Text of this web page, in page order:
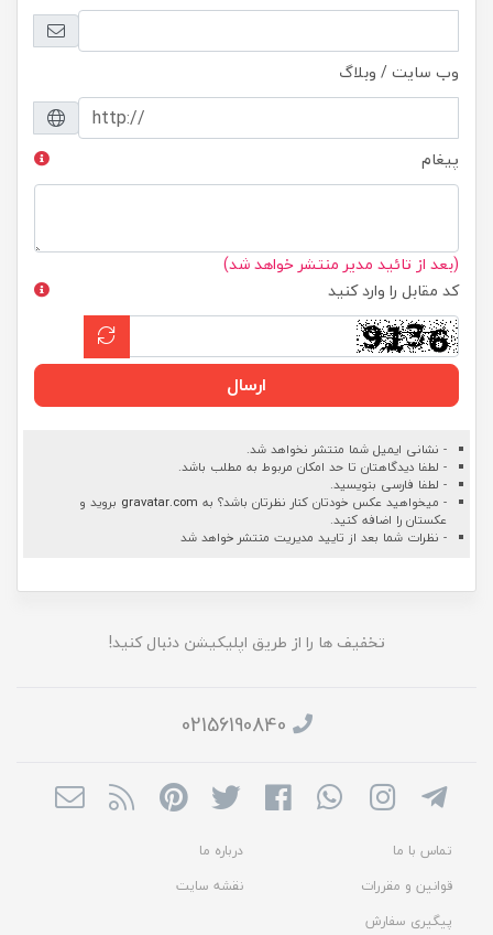
وب سایت / وبلاگ
پیغام
(بعد از تائید مدیر منتشر خواهد شد)
کد مقابل را وارد کنید
ارسال
- نشانی ایمیل شما منتشر نخواهد شد.
- لطفا دیدگاهتان تا حد امکان مربوط به مطلب باشد.
- لطفا فارسی بنویسید.
- میخواهید عکس خودتان کنار نظرتان باشد؟ به gravatar.com بروید و
عکستان را اضافه کنید.
- نظرات شما بعد از تایید مدیریت منتشر خواهد شد
تخفیف ها را از طریق اپلیکیشن دنبال کنید!
02156190840
تماس با ما
درباره ما
قوانین و مقررات
نقشه سایت
پیگیری سفارش